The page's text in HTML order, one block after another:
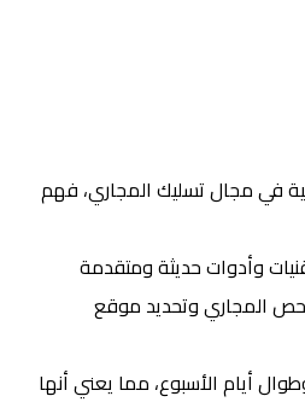
في مجال تسليك المجاري، فهم
وأدوات حديثة ومتقدمة
المجاري وتحديد موقع
أيام الأسبوع، مما يعني أنها